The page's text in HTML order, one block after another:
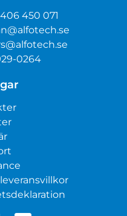
450 071
0264